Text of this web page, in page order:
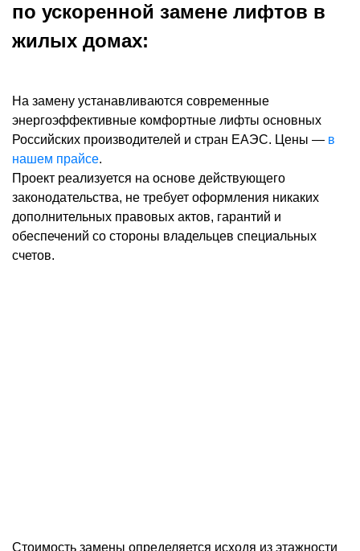
по ускоренной замене лифтов в
жилых домах:
На замену устанавливаются современные
энергоэффективные комфортные лифты основных
Российских производителей и стран ЕАЭС. Цены — в
нашем прайсе.
Проект реализуется на основе действующего
законодательства, не требует оформления никаких
дополнительных правовых актов, гарантий и
обеспечений со стороны владельцев специальных
счетов.
Стоимость замены определяется исходя из этажности